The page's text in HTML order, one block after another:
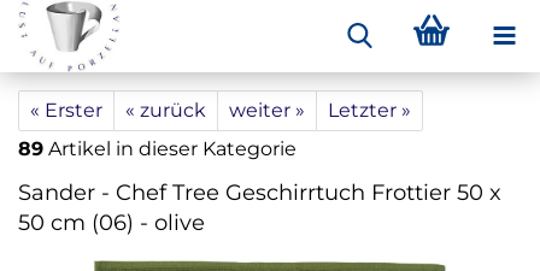
« Erster « zurück weiter »
Letzter »
89 Artikel in dieser Kategorie
Sander - Chef Tree Geschirrtuch Frottier 50 x
50 cm (06) - olive